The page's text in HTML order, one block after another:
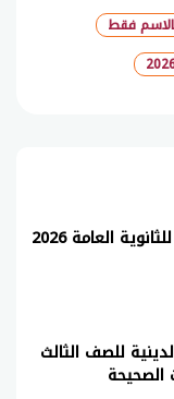
العامة 2026
للصف الثالث